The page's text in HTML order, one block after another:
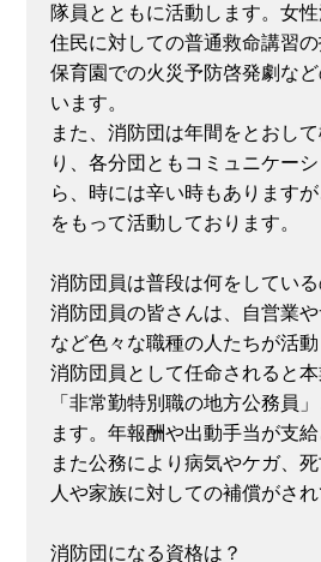
隊員とともに活動します。女
住民に対しての普通救命講習
保育園での火災予防啓発劇な
います。
また、消防団は年間をとおし
り、各分団ともコミュニケー
ら、時には辛い時もあります
をもって活動しております。
消防団員は普段は何をしている
消防団員の皆さんは、自営業
など色々な職種の人たちが活動
消防団員として任命されると本
「非常勤特別職の地方公務員
ます。年報酬や出動手当が支給
また公務により病気やケガ、
人や家族に対しての補償がされ
消防団になる資格は？